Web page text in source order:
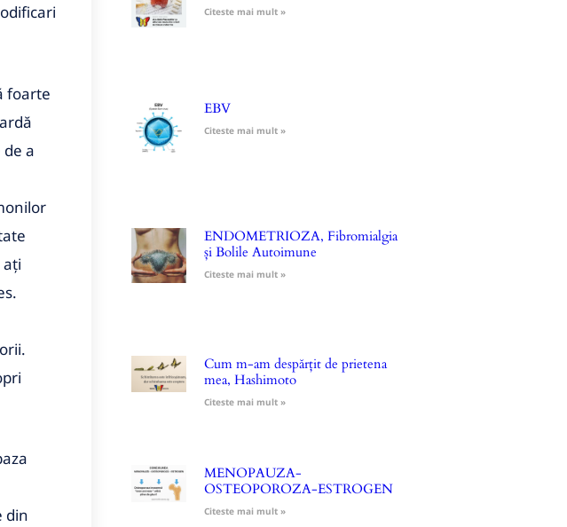
foarte
a
ați
din
Citeste mai mult »
EBV
Citeste mai mult »
ENDOMETRIOZA, Fibromialgia
și Bolile Autoimune
Citeste mai mult »
Cum m-am despărțit de prietena
mea, Hashimoto
Citeste mai mult »
MENOPAUZA-
OSTEOPOROZA-ESTROGEN
Citeste mai mult »